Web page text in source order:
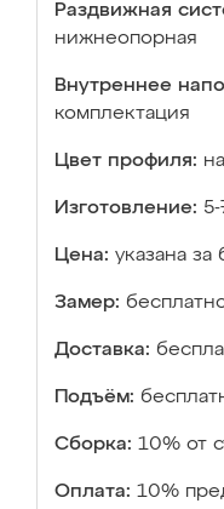
Раздвижная
нижнеопорная
Внутреннее
комплектация
Цвет профиля:
Изготовление:
Цена: указана
Замер:
Доставка:
Подъём:
Сборка: 10% от
Оплата: 10%